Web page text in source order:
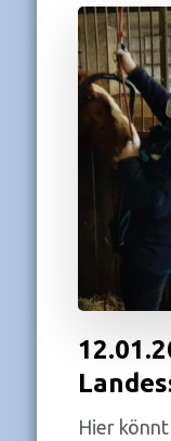
Hier